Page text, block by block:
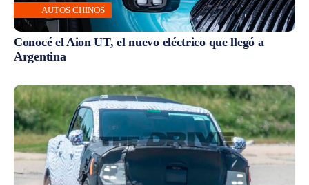
AUTOS CHINOS
Conocé el Aion UT, el nuevo eléctrico que llegó a
Argentina